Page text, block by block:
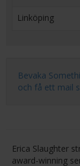
Linköping
Bevaka
och få ett mail
Erica Slaughter
award-winning